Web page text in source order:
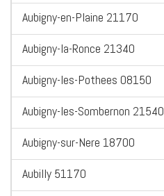
Aubigny-en-Plaine 21170
Aubigny-la-Ronce 21340
Aubigny-les-Pothees 08150
Aubigny-les-Sombernon 21540
Aubigny-sur-Nere 18700
Aubilly 51170